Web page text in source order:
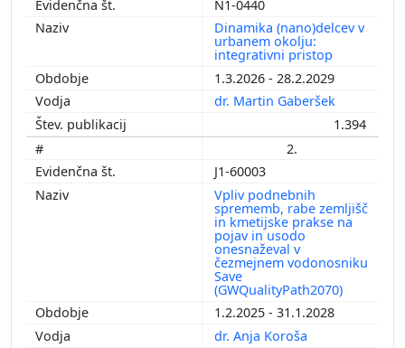
N1-0440
Dinamika (nano)delcev v
urbanem okolju:
integrativni pristop
1.3.2026 - 28.2.2029
dr. Martin Gaberšek
1.394
2.
J1-60003
Vpliv podnebnih
sprememb, rabe zemljišč
in kmetijske prakse na
pojav in usodo
onesnaževal v
čezmejnem vodonosniku
Save
(GWQualityPath2070)
1.2.2025 - 31.1.2028
dr. Anja Koroša